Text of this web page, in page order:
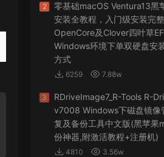
来源： Adobe Photoshop 2026 for
专业的图片处理软件
2
零基础macOS Ventura13黑
安装全教程，入门级安装完
OpenCore及Clover四叶草
Windows环境下单双硬盘安
方式
6259 7.88w
3
RDriveImage7_R-Tools R-
v7008 Windows下磁盘镜像
复及备份工具中文版(黑苹果
份神器,附激活教程+注册机)
4810 3.56w